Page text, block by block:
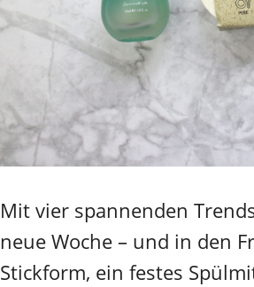
Mit vier spannenden
neue Woche – und in den
Stickform, ein festes